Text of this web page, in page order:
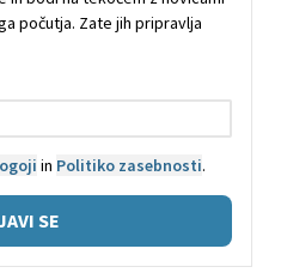
počutja. Zate jih pripravlja
in Politiko zasebnosti.
SE